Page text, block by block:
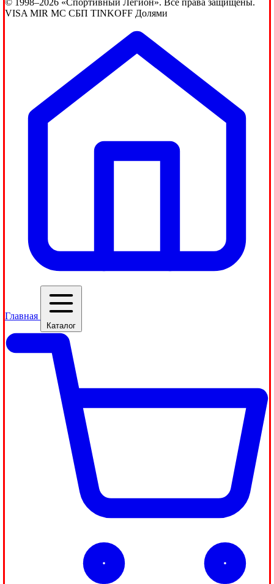
© 1998–2026 «Спортивный Легион». Все права защищены.
VISA MIR MC СБП TINKOFF Долями
Главная
Каталог